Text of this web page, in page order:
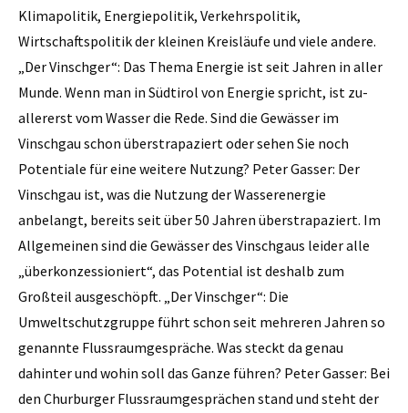
Klimapolitik, Energiepolitik, Verkehrspolitik,
Wirtschaftspolitik der kleinen Kreisläufe und viele andere.
„Der Vinschger“: Das Thema Energie ist seit Jahren in aller
Munde. Wenn man in Südtirol von Energie spricht, ist zu­
allererst vom Wasser die Rede. Sind die Gewässer im
Vinschgau schon überstrapaziert oder sehen Sie noch
Potentiale für eine weitere Nutzung? Peter Gasser: Der
Vinschgau ist, was die Nutzung der Wasserenergie
anbelangt, bereits seit über 50 Jahren überstrapaziert. Im
Allgemeinen sind die Gewässer des Vinschgaus leider alle
„überkonzessioniert“, das Potential ist deshalb zum
Großteil ausgeschöpft. „Der Vinschger“: Die
Umweltschutzgruppe führt schon seit mehreren Jahren so
genannte Flussraumgespräche. Was steckt da genau
dahinter und wohin soll das Ganze führen? Peter Gasser: Bei
den Churburger Flussraumgesprächen stand und steht der